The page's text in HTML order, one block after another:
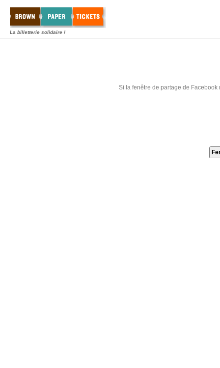
La billetterie solidaire !
Si la fenêtre de partage de